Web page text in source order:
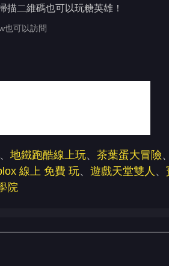
描二維碼也可以玩糖英雄！
也可以訪問
、 地鐵跑酷線上玩、 茶葉蛋大冒險
線上 免費 玩、 遊戲天堂雙人 、
院